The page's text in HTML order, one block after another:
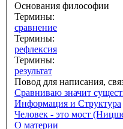
Основания философии
Термины:
сравнение
Термины:
рефлексия
Термины:
результат
Повод для написания,
Сравниваю значит
Информация и Структура
Человек - это мост
О материи